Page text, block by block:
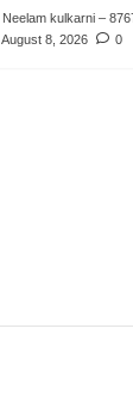
Neelam kulkarni –
August 8, 2026
0